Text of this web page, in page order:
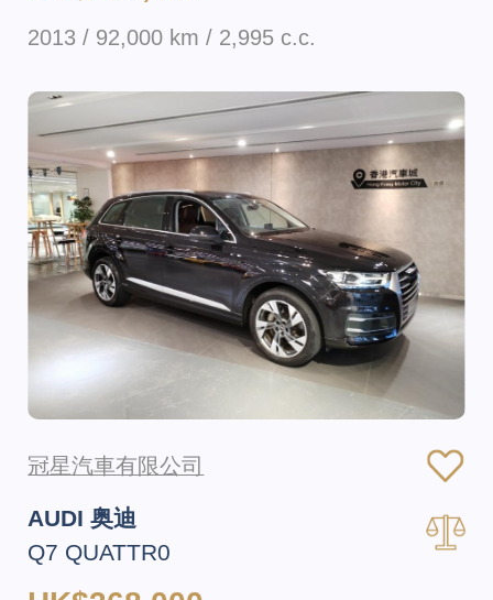
2013 / 92,000 km / 2,995 c.c.
冠星汽車有限公司
AUDI 奥迪
Q7 QUATTR0